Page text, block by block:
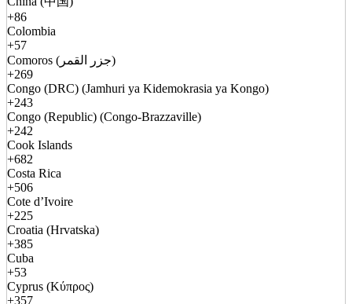
+86
Colombia
+57
Comoros (جزر القمر)
+269
Congo (DRC) (Jamhuri ya Kidemokrasia ya Kongo)
+243
Congo (Republic) (Congo-Brazzaville)
+242
Cook Islands
+682
Costa Rica
+506
Cote d’Ivoire
+225
Croatia (Hrvatska)
+385
Cuba
+53
Cyprus (Κύπρος)
+357